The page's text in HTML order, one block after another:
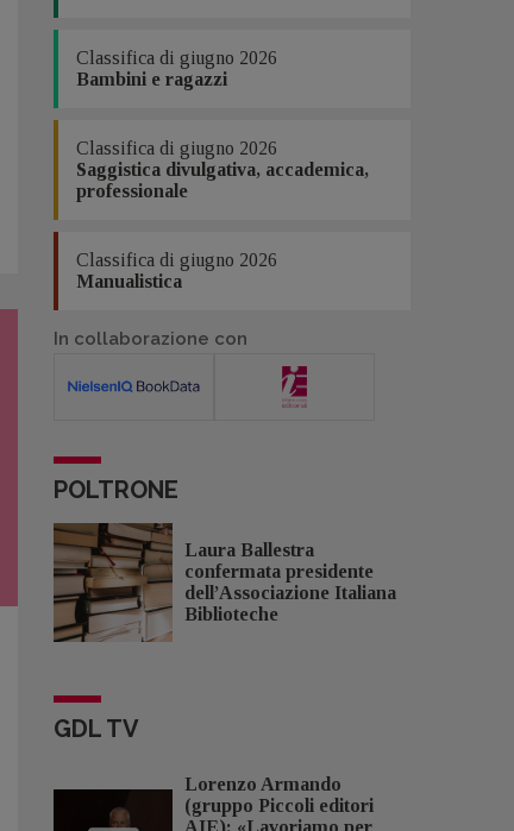
Classifica di giugno 2026
Bambini e ragazzi
Classifica di giugno 2026
Saggistica divulgativa, accademica,
professionale
Classifica di giugno 2026
Manualistica
In collaborazione con
POLTRONE
Laura Ballestra
confermata presidente
dell’Associazione Italiana
Biblioteche
GDL TV
Lorenzo Armando
(gruppo Piccoli editori
AIE): «Lavoriamo per